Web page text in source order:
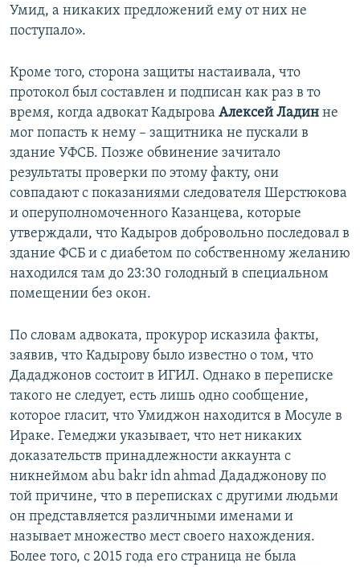
Умид, а никаких предложений ему от них не
поступало».
Кроме того, сторона защиты настаивала, что
протокол был составлен и подписан как раз в то
время, когда адвокат Кадырова Алексей Ладин не
мог попасть к нему – защитника не пускали в
здание УФСБ. Позже обвинение зачитало
результаты проверки по этому факту, они
совпадают с показаниями следователя Шерстюкова
и оперуполномоченного Казанцева, которые
утверждали, что Кадыров добровольно последовал в
здание ФСБ и с диабетом по собственному желанию
находился там до 23:30 голодный в специальном
помещении без окон.
По словам адвоката, прокурор исказила факты,
заявив, что Кадырову было известно о том, что
Дададжонов состоит в ИГИЛ. Однако в переписке
такого не следует, есть лишь одно сообщение,
которое гласит, что Умиджон находится в Мосуле в
Ираке. Гемеджи указывает, что нет никаких
доказательств принадлежности аккаунта с
никнеймом abu bakr idn ahmad Дададжонову по
той причине, что в переписках с другими людьми
он представляется различными именами и
называет множество мест своего нахождения.
Более того, с 2015 года его страница не была